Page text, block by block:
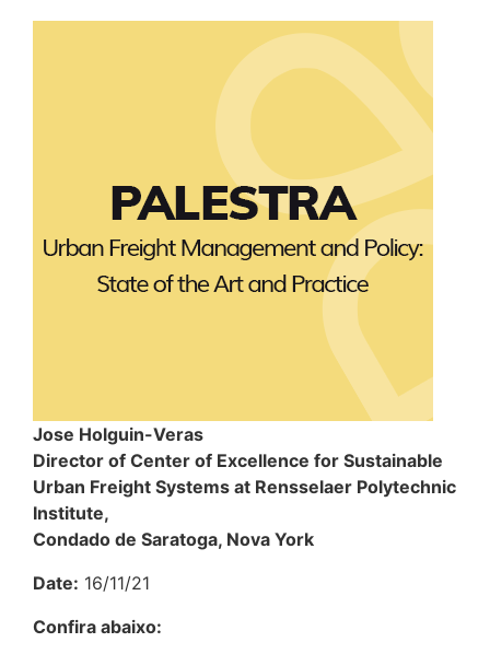
Jose Holguin-Veras
Director of Center of Excellence for Sustainable
Urban Freight Systems at Rensselaer Polytechnic
Institute,
Condado de Saratoga, Nova York
Date: 16/11/21
Confira abaixo: